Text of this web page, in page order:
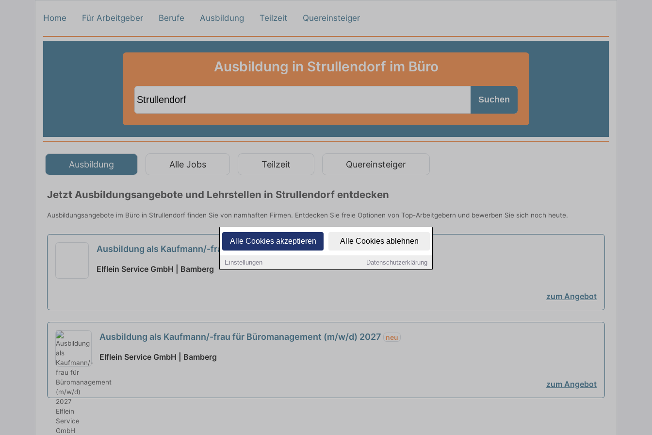
Alle Cookies akzeptieren Alle Cookies ablehnen
Einstellungen Datenschutzerklärung
Home Für Arbeitgeber Berufe Ausbildung Teilzeit Quereinsteiger
Ausbildung in Strullendorf im Büro
Suchen
Ausbildung Alle Jobs Teilzeit Quereinsteiger
Jetzt Ausbildungsangebote und Lehrstellen in Strullendorf entdecken
Ausbildungsangebote im Büro in Strullendorf finden Sie von namhaften Firmen. Entdecken Sie freie Optionen von Top-Arbeitgebern und bewerben Sie sich noch heute.
Ausbildung als Kaufmann/-frau für Büromanagement (m/w/d) 2027
Elflein Service GmbH | Bamberg
zum Angebot
Ausbildung als Kaufmann/-frau für Büromanagement (m/w/d) 2027 neu
Elflein Service GmbH | Bamberg
zum Angebot